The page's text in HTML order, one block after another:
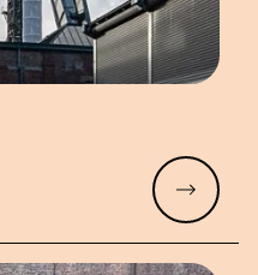
Meer